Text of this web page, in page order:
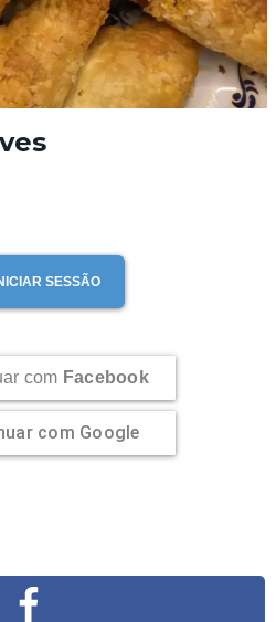
SESSÃO
com Facebook
com Google